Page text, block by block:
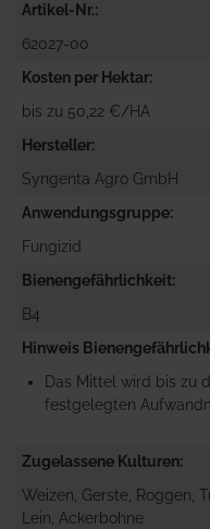
Artikel-Nr.
62027-00
Kosten per Hektar
bis zu 50,22 €/HA
Hersteller
Syngenta Agro GmbH
Anwendungsgruppe
Fungizid
Bienengefährlichkeit
B4
Hinweis
Das Mittel wird bis zu
festgelegten
Zugelassene Kulturen
Weizen, Gerste, Roggen,
Lein, Ackerbohne